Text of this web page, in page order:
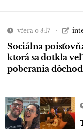
včera o 8:17
Sociálna
ktorá sa dotkla
poberania